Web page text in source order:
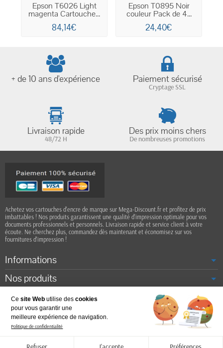
Cesite Web utilise descookies
pour vous garantir une
meilleure expérience de navigation.
Politique de confidentialité
Epson T6026 Light
magenta Cartouche...
84,14€
Epson T0895 Noir
couleur Pack de 4...
24,40€
+ de 10 ans d'expérience Paiement sécurisé
Cryptage SSL
Livraison rapide
48/72 H
Des prix moins chers
De nombreuses promotions
Achetez vos cartouches d'encre de marque sur Mega-Discount.fr et profitez de prix
imbattables ! Nos produits garantissent une qualité d'impression optimale pour vos
documents professionnels et personnels. Livraison rapide et service client à votre
écoute. Ne cherchez plus, commandez dès maintenant et économisez sur vos
fournitures d'impression !
Informations
Nos produits
Notre société
Contactez-nous